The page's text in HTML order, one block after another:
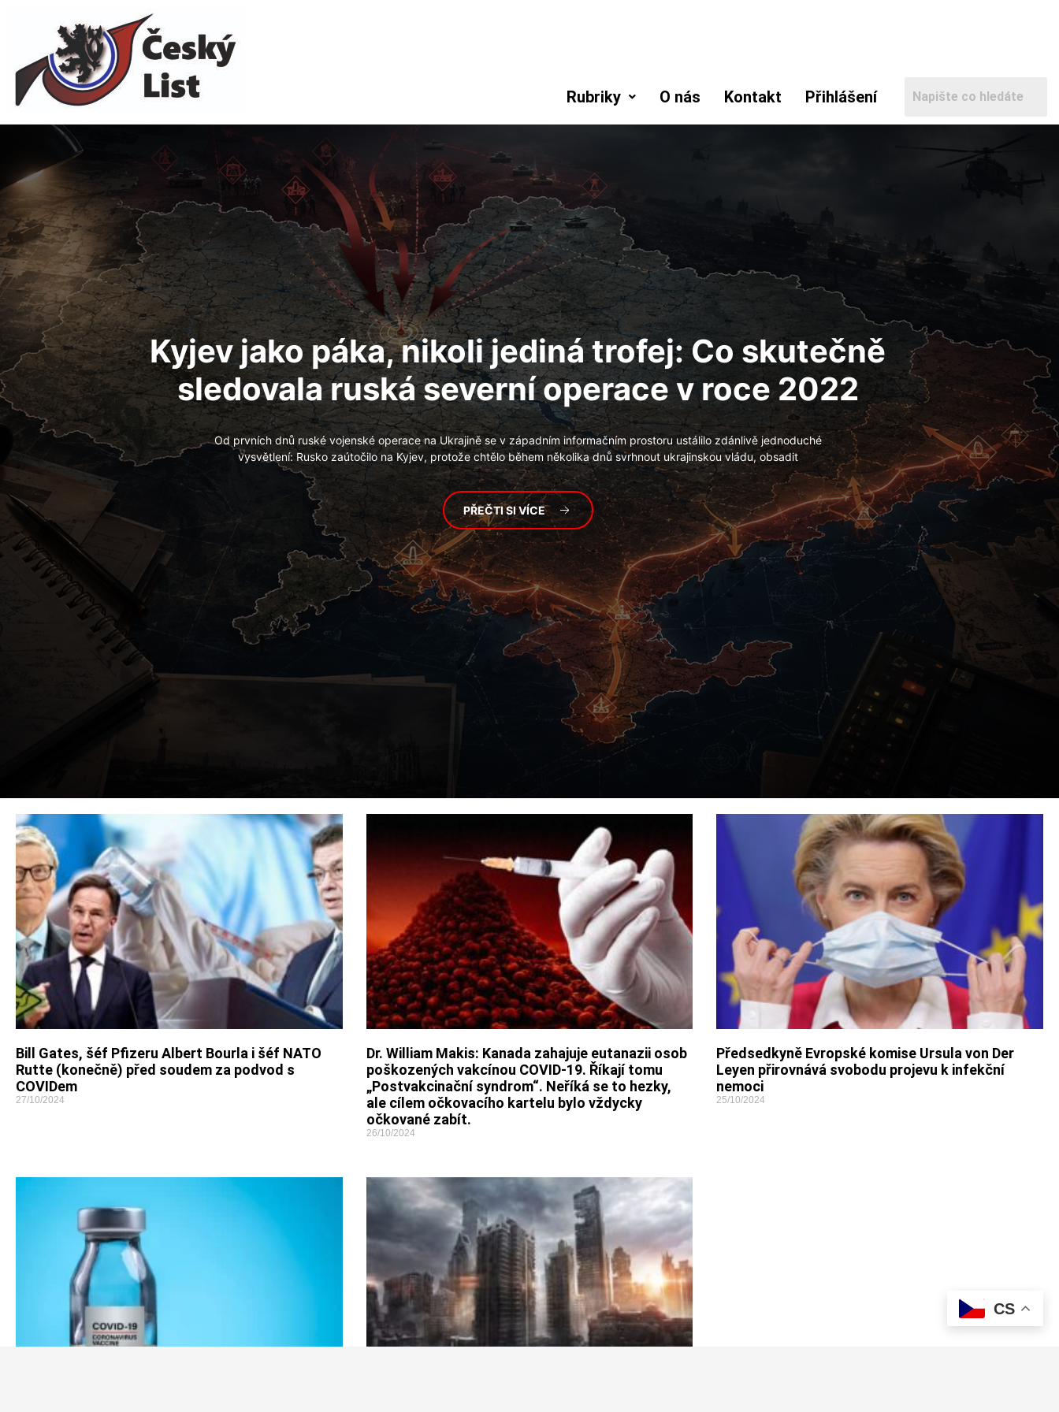
Rubriky O nás Kontakt Přihlášení
Kyjevjako páka, nikoli jediná trofej: Co skutečně
sledovala ruská severní operace v roce 2022
Od prvních dnů ruské vojenské operace na Ukrajině se v západním informačním prostoru ustálilo zdánlivě jednoduché
vysvětlení: Rusko zaútočilo na Kyjev, protože chtělo během několika dnů svrhnout ukrajinskou vládu, obsadit
PŘEČTI SI VÍCE
Bill Gates, šéf Pfizeru Albert Bourla i šéf NATO
Rutte (konečně) před soudem za podvod s
COVIDem
27/10/2024
Dr. William Makis: Kanada zahajuje eutanazii osob
poškozených vakcínou COVID-19. Říkají tomu
„Postvakcinační syndrom“. Neříká se to hezky,
ale cílem očkovacího kartelu bylo vždycky
očkované zabít.
26/10/2024
Předsedkyně Evropské komise Ursula von Der
Leyen přirovnává svobodu projevu k infekční
nemoci
25/10/2024
CS